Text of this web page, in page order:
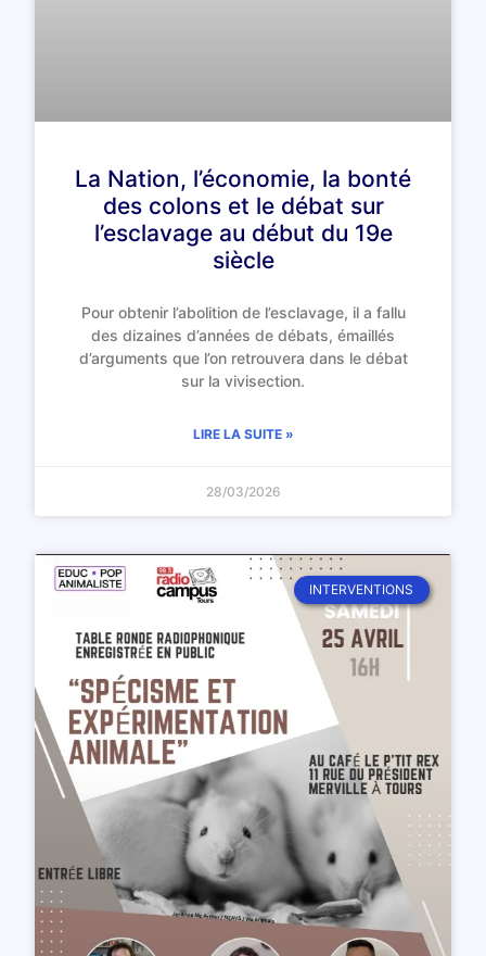
La Nation, l’économie, la bonté
des colons et le débat sur
l’esclavage au début du 19e
siècle
Pour obtenir l’abolition de l’esclavage, il a fallu
des dizaines d’années de débats, émaillés
d’arguments que l’on retrouvera dans le débat
sur la vivisection.
LIRE LA SUITE »
28/03/2026
INTERVENTIONS